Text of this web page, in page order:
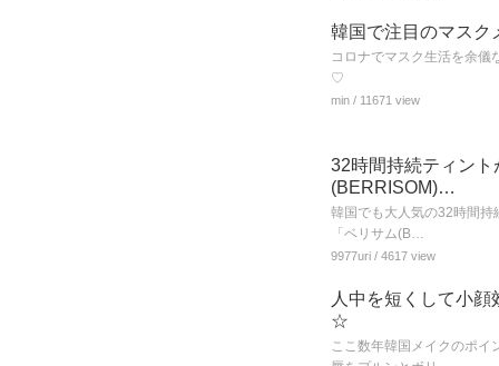
韓国で注目のマス
コロナでマスク生活を余儀
♡
min / 11671 view
32時間持続ティン
(BERRISOM)…
韓国でも大人気の32時間持
「ベリサム(B…
9977uri / 4617 view
人中を短くして小
☆
ここ数年韓国メイクのポイ